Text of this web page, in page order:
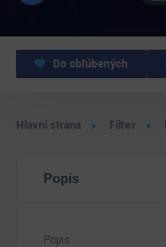
Do obľúbených
Hlavní strana Filter
Popis
Popis